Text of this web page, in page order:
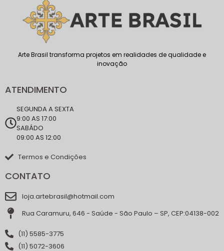
Arte Brasil transforma projetos em realidades de qualidade e
inovação
ATENDIMENTO
SEGUNDA A SEXTA
9:00 AS 17:00
SABÁDO
09:00 AS 12:00
Termos e Condições
CONTATO
loja.artebrasil@hotmail.com
Rua Caramuru, 646 - Saúde - São Paulo – SP, CEP:04138-002
(11) 5585-3775
(11) 5072-3606